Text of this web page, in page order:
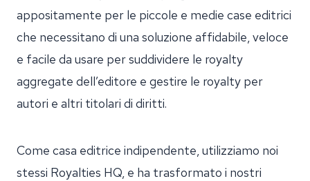
appositamente per le piccole e medie case editrici
che necessitano di una soluzione affidabile, veloce
e facile da usare per suddividere le royalty
aggregate dell’editore e gestire le royalty per
autori e altri titolari di diritti.
Come casa editrice indipendente, utilizziamo noi
stessi Royalties HQ, e ha trasformato i nostri